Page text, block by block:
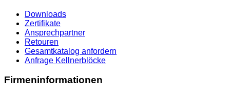
Downloads
Zertifikate
Ansprechpartner
Retouren
Gesamtkatalog anfordern
Anfrage Kellnerblöcke
Firmeninformationen